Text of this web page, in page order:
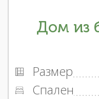
Дом из
Размер
Спален